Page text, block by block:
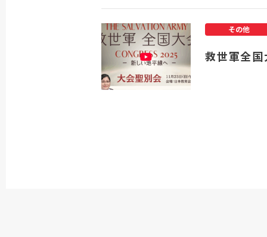
救世軍全
その他